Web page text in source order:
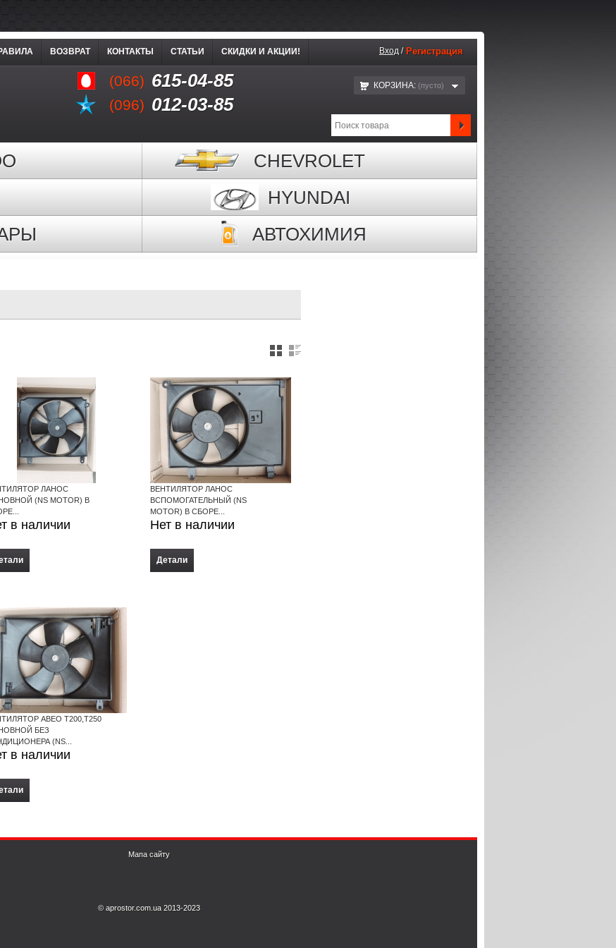
(066) 615-04-85
(096) 012-03-85
ВОЗВРАТ КОНТАКТЫ СТАТЬИ СКИДКИ И АКЦИИ! Вход / Регистрация
КОРЗИНА: (пустo)
CHEVROLET
HYUNDAI
АВТОХИМИЯ
ЛАНОС
(NS MOTOR) В
в наличии
ВЕНТИЛЯТОР ЛАНОС
ВСПОМОГАТЕЛЬНЫЙ (NS
MOTOR) В СБОРЕ...
Нет в наличии
Детали
АВЕО T200,T250
БЕЗ
(NS...
в наличии
Мапа сайту
© aprostor.com.ua 2013-2023